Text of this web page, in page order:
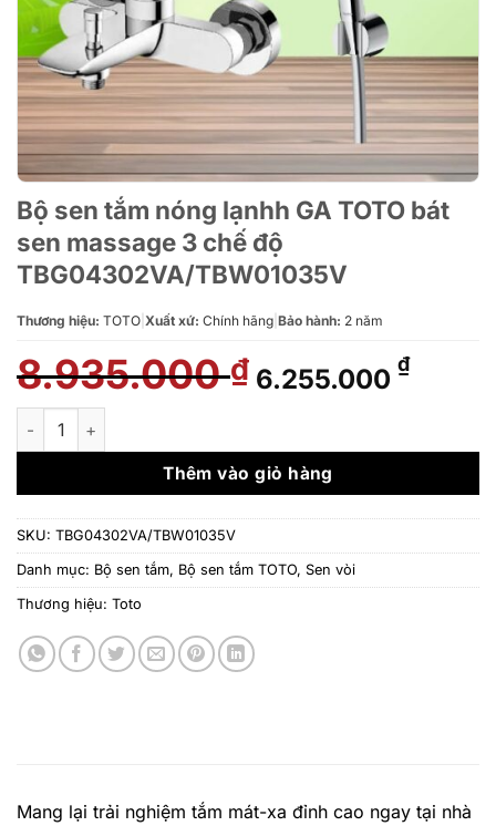
Bộ sen tắm nóng lạnhh GA TOTO bát
sen massage 3 chế độ
TBG04302VA/TBW01035V
Thương hiệu: TOTO Xuất xứ: Chính hãng Bảo hành: 2 năm
8.935.000₫ Giá
gốc
8.935.000 ₫.
6.255.000 ₫Giá
là:
Bộ sen tắm nóng lạnhh GA TOTO bát sen massage 3 chế độ
Thêm vào giỏ hàng
SKU: TBG04302VA/TBW01035V
Danh mục: Bộ sen tắm, Bộ sen tắm TOTO, Sen vòi
Thương hiệu: Toto
Mang lại trải nghiệm tắm mát-xa đỉnh cao ngay tại nhà